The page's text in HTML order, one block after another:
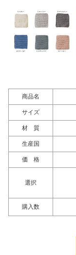
商品名
サイズ
材 質
生産国
価 格
選択
購入数